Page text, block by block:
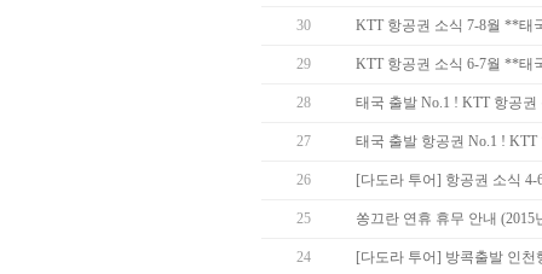
30 KTT 항공권 소식 7-8월 **
29 KTT 항공권 소식 6-7월 **
28 태국 출발 No.1 ! KTT 항공
27 태국 출발 항공권 No.1 !
26 [다도라 투어] 항공권 소식
25 쏭끄란 연휴 휴무 안내 (2015
24 [다도라 투어] 방콕출발 인